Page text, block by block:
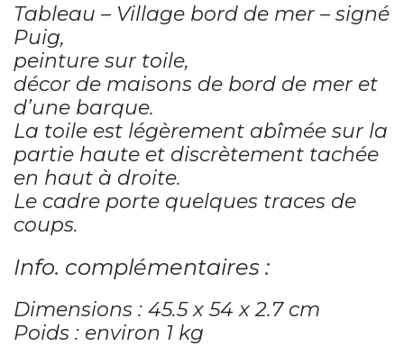
Tableau – Village bord de mer – signé
Puig,
peinture sur toile,
décor de maisons de bord de mer et
d’une barque.
La toile est légèrement abîmée sur la
partie haute et discrètement tachée
en haut à droite.
Le cadre porte quelques traces de
coups.
Info. complémentaires :
Dimensions : 45.5 x 54 x 2.7 cm
Poids : environ 1 kg